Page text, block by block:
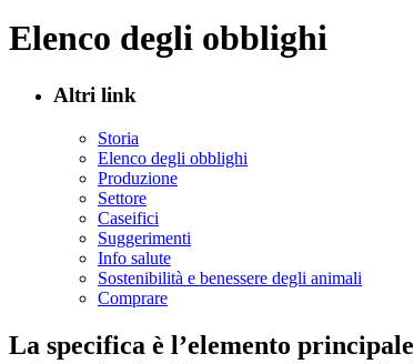
Elenco degli obblighi
Altri link
Storia
Elenco degli obblighi
Produzione
Settore
Caseifici
Suggerimenti
Info salute
Sostenibilità e benessere degli animali
Comprare
La specifica è l’elemento